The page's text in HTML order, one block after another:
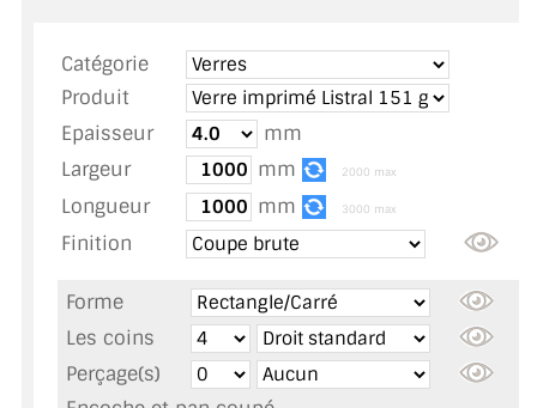
TOUS LES TARIFS AU M2
GUIDE : CHOIX PAR UTILISATION
INSPIRATIONS ET NOUVEAUTÉS
AMBIANCE LAITON BROSSÉ
MIROIR SUR MESURE
MIROIR VIEILLI
Catégorie
Produit
Epaisseur
mm
Largeur
mm 2000 max
Longueur mm 3000 max
Finition
Forme
Les coins
Perçage(s)